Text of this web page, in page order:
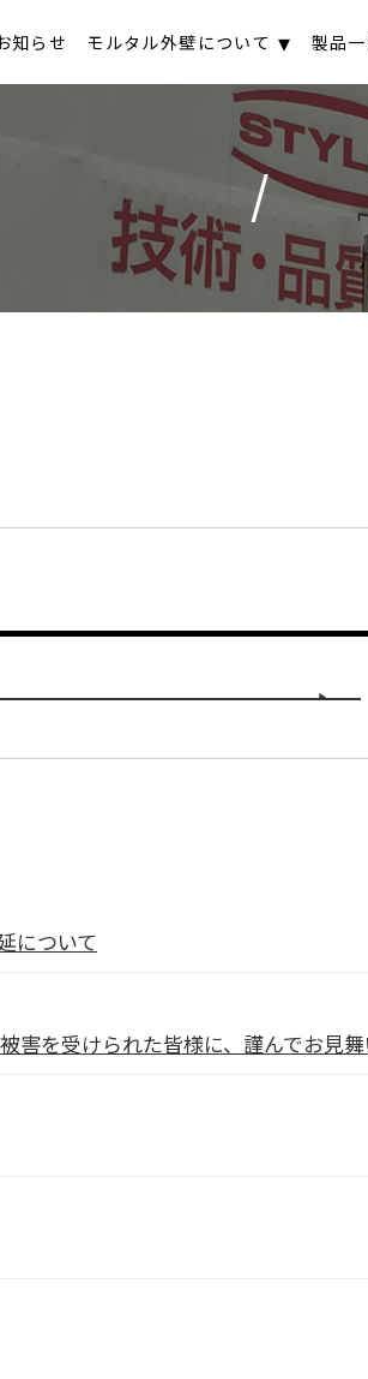
知らせ モルタル外壁について 製品
/
について
を受けられた皆様に、謹んでお見舞